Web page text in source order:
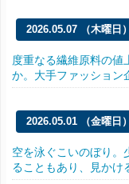
2026.05.07 （木曜日）
度重なる繊維原料の値
か。大手ファッション
2026.05.01 （金曜日）
空を泳ぐこいのぼり。
ることもあり、見かけ